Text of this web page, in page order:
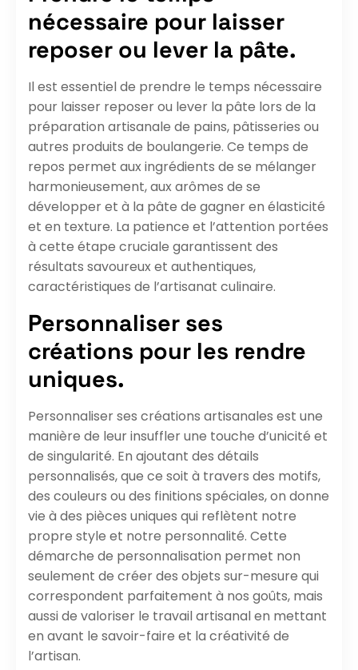
nécessaire pour laisser
reposer ou lever la pâte.
Il est essentiel de prendre le temps nécessaire
pour laisser reposer ou lever la pâte lors de la
préparation artisanale de pains, pâtisseries ou
autres produits de boulangerie. Ce temps de
repos permet aux ingrédients de se mélanger
harmonieusement, aux arômes de se
développer et à la pâte de gagner en élasticité
et en texture. La patience et l’attention portées
à cette étape cruciale garantissent des
résultats savoureux et authentiques,
caractéristiques de l’artisanat culinaire.
Personnaliser ses
créations pour les rendre
uniques.
Personnaliser ses créations artisanales est une
manière de leur insuffler une touche d’unicité et
de singularité. En ajoutant des détails
personnalisés, que ce soit à travers des motifs,
des couleurs ou des finitions spéciales, on donne
vie à des pièces uniques qui reflètent notre
propre style et notre personnalité. Cette
démarche de personnalisation permet non
seulement de créer des objets sur-mesure qui
correspondent parfaitement à nos goûts, mais
aussi de valoriser le travail artisanal en mettant
en avant le savoir-faire et la créativité de
l’artisan.